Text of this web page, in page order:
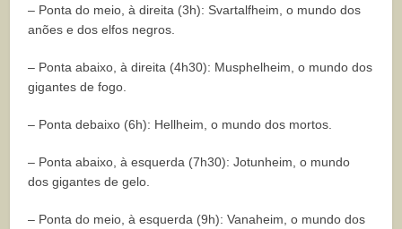
– Ponta do meio, à direita (3h): Svartalfheim, o mundo dos
anões e dos elfos negros.
– Ponta abaixo, à direita (4h30): Musphelheim, o mundo dos
gigantes de fogo.
– Ponta debaixo (6h): Hellheim, o mundo dos mortos.
– Ponta abaixo, à esquerda (7h30): Jotunheim, o mundo
dos gigantes de gelo.
– Ponta do meio, à esquerda (9h): Vanaheim, o mundo dos